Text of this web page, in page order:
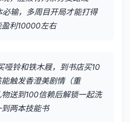
必输，多周目开局才能打得
利10000左右
哑铃和铁木屐，到书店买10
触发香澄美剧情（重
送到100信赖后解锁一起洗
两本技能书